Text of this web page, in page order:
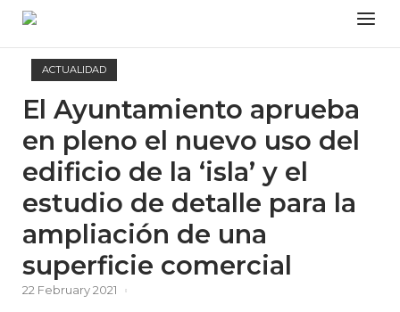
Skip
content
Menu
ACTUALIDAD
El Ayuntamiento aprueba
en pleno el nuevo uso del
edificio de la ‘isla’ y el
estudio de detalle para la
ampliación de una
superficie comercial
22 February 2021